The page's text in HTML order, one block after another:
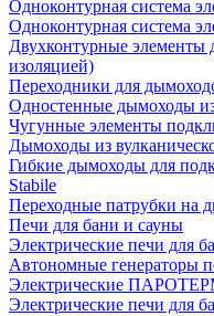
Одноконтурная система
Одноконтурная система
Двухконтурные элементы
изоляцией)
Переходники для
Одностенные дымоходы
Чугунные элементы
Дымоходы из
Гибкие дымоходы для
Stabile
Переходные патрубки на
Печи для бани и сауны
Электрические печи для
Автономные генераторы
Электрические
Электрические печи для